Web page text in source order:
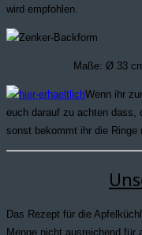
wird empfohlen.
Maße: Ø 33
Wenn ihr
euch darauf zu achten dass,
sonst bekommt ihr die Ringe
Das Rezept für die
Menge nicht ausreichend für